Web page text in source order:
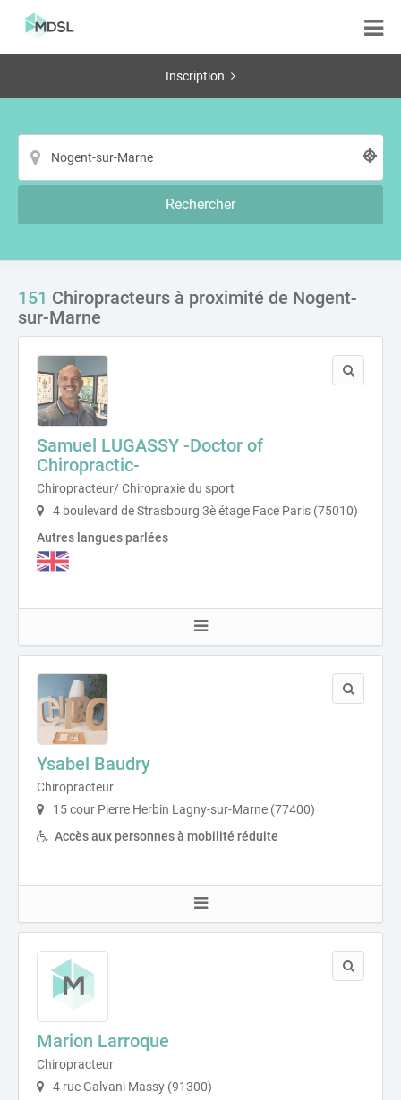
Inscription
Rechercher
151 Chiropracteurs à proximité de Nogent-
sur-Marne
Samuel LUGASSY -Doctor of
Chiropractic-
Chiropracteur/ Chiropraxie du sport
4 boulevard de Strasbourg 3è étage Face Paris (75010)
Autres langues parlées
Ysabel Baudry
Chiropracteur
15 cour Pierre Herbin Lagny-sur-Marne (77400)
Accès aux personnes à mobilité réduite
Marion Larroque
Chiropracteur
4 rue Galvani Massy (91300)